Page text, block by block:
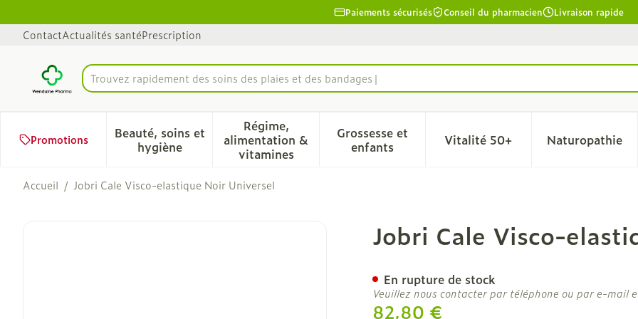
Paiements sécurisés Conseil du pharmacien Livraison rapide
ContactActualités santéPrescription
Rechercher
Trouvez rapidement des soins des plaies et des bandages
Promotions
Beauté, soins et
hygièneAfficher le sous-menu pour la catégorie Beauté, soins et hygiène
Régime,
alimentation &
vitaminesAfficher le sous-menu pour la catégorie Régime, alimentation &
Grossesse et
enfantsAfficher le sous-menu pour la catégorie
Vitalité 50+Afficher le sous-menu pour
Naturopathie
Afficher
Accueil / Jobri Cale Visco-elastique Noir Universel
Jobri Cale Visco-elastique Noir Universel
Jobri Cale Visco-
82,80 €
En rupture de stock
Veuillez nous contacter par téléphone ou par e-mail